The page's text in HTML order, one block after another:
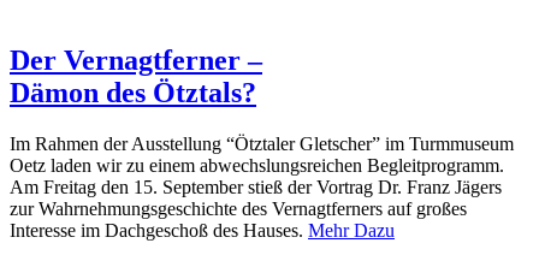
Der Vernagtferner –
Dämon des Ötztals?
Im Rahmen der Ausstellung “Ötztaler Gletscher” im Turmmuseum
Oetz laden wir zu einem abwechslungsreichen Begleitprogramm.
Am Freitag den 15. September stieß der Vortrag Dr. Franz Jägers
zur Wahrnehmungsgeschichte des Vernagtferners auf großes
Interesse im Dachgeschoß des Hauses. Mehr Dazu